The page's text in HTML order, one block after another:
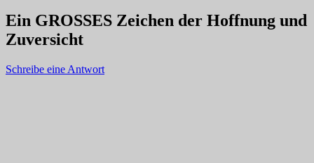
Ein GROSSES Zeichen der Hoffnung und
Zuversicht
Schreibe eine Antwort